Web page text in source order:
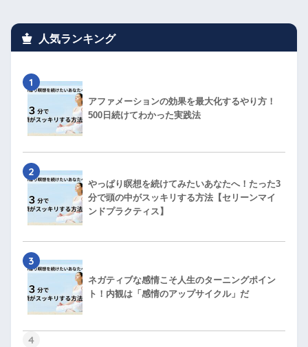
人気ランキング
1
アファメーションの効果を最大化するやり方！
500日続けてわかった実践法
2
やっぱり瞑想を続けてみたいあなたへ！たった3
分で頭の中がスッキリする方法【セリーンマイ
ンドプラクティス】
3
ネガティブな感情こそ人生のターニングポイン
ト！内観は「感情のアップサイクル」だ
4